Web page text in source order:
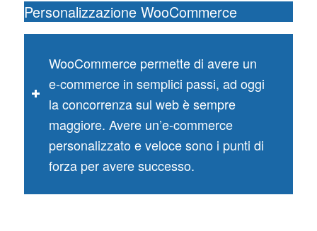
Personalizzazione WooCommerce
WooCommerce permette di avere un
e-commerce in semplici passi, ad oggi
la concorrenza sul web è sempre
maggiore. Avere un’e-commerce
personalizzato e veloce sono i punti di
forza per avere successo.